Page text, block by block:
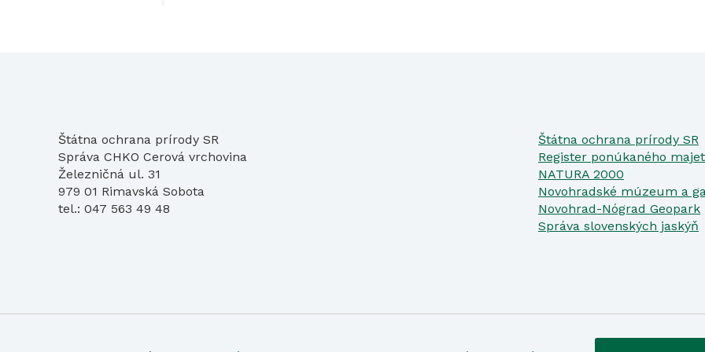
Štátna ochrana prírody SR
Správa CHKO Cerová vrchovina
Železničná ul. 31
979 01 Rimavská Sobota
tel.: 047 563 49 48
Štátna ochrana prírody SR
Register ponúkaného
NATURA 2000
Novohradské múzeum a
Novohrad-Nógrad Geopark
Správa slovenských jaskýň